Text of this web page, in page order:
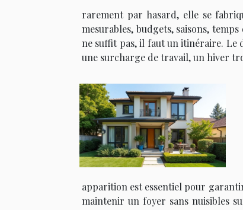
rarement par hasard, elle se
mesurables, budgets, saisons,
ne suffit pas, il faut un itinéraire. Le
une surcharge de travail, un hiver
apparition est essentiel pour
maintenir un foyer sans nuisibles